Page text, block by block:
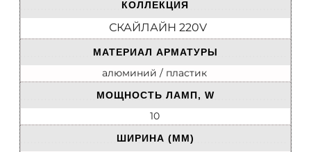
КОЛЛЕКЦИЯ
СКАЙЛАЙН 220V
МАТЕРИАЛ АРМАТУРЫ
алюминий / пластик
МОЩНОСТЬ ЛАМП, W
10
ШИРИНА (ММ)